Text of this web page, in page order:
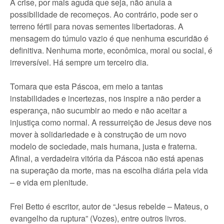
possibilidade de recomeços. Ao contrário, pode ser o
terreno fértil para novas sementes libertadoras. A
mensagem do túmulo vazio é que nenhuma escuridão é
definitiva. Nenhuma morte, econômica, moral ou social, é
irreversível. Há sempre um terceiro dia.
Tomara que esta Páscoa, em meio a tantas
instabilidades e incertezas, nos inspire a não perder a
esperança, não sucumbir ao medo e não aceitar a
injustiça como normal. A ressurreição de Jesus deve nos
mover à solidariedade e à construção de um novo
modelo de sociedade, mais humana, justa e fraterna.
Afinal, a verdadeira vitória da Páscoa não está apenas
na superação da morte, mas na escolha diária pela vida
– e vida em plenitude.
Frei Betto é escritor, autor de “Jesus rebelde – Mateus, o
evangelho da ruptura” (Vozes), entre outros livros.